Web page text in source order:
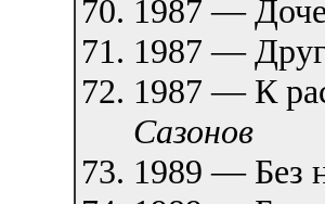
1987 —
1987 —
1987 — К
Сазонов
1989 — Без